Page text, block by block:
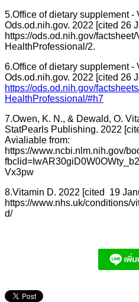
5.Office of dietary supplement -
Ods.od.nih.gov. 2022 [cited 26
https://ods.od.nih.gov/
HealthProfessional/2.
6.Office of dietary supplement -
Ods.od.nih.gov. 2022 [cited 26
https://ods.od.nih.gov/
HealthProfessional/#h7
7.Owen, K. N., & Dewald, O.
StatPearls Publishing. 2022
Avialiable from:
https://www.ncbi.nlm.nih.gov/
Vx3pw
8.Vitamin D. 2022 [cited 19
https://www.nhs.uk/conditions/
d/